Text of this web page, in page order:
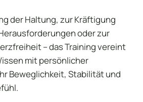
der Haltung, zur Kräftigung
oder zur
– das Training vereint
mit persönlicher
Beweglichkeit, Stabilität und